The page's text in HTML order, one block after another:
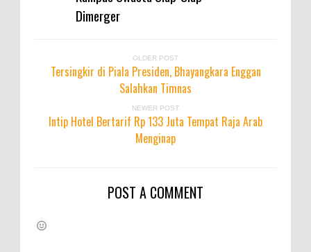
Dimerger
OLDER POST
Tersingkir di Piala Presiden, Bhayangkara Enggan
Salahkan Timnas
NEWER POST
Intip Hotel Bertarif Rp 133 Juta Tempat Raja Arab
Menginap
POST A COMMENT